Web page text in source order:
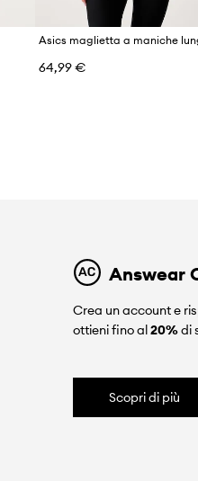
64,99 €
Answear
Crea un account e
ottieni fino al 20%di
Scopri di più